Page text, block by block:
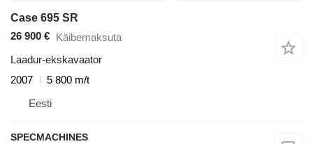
Case 695 SR
26 900 € Käibemaksuta
Laadur-ekskavaator
2007
5 800 m/t
Eesti
SPECMACHINES